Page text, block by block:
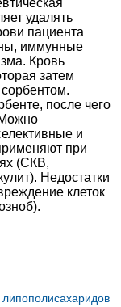
Набережной
≈37732₽
≈110886₽
≈24014₽
удалять
пациента
иммунные
Кровь
затем
после чего
и
при
(СКВ,
Недостатки
клеток